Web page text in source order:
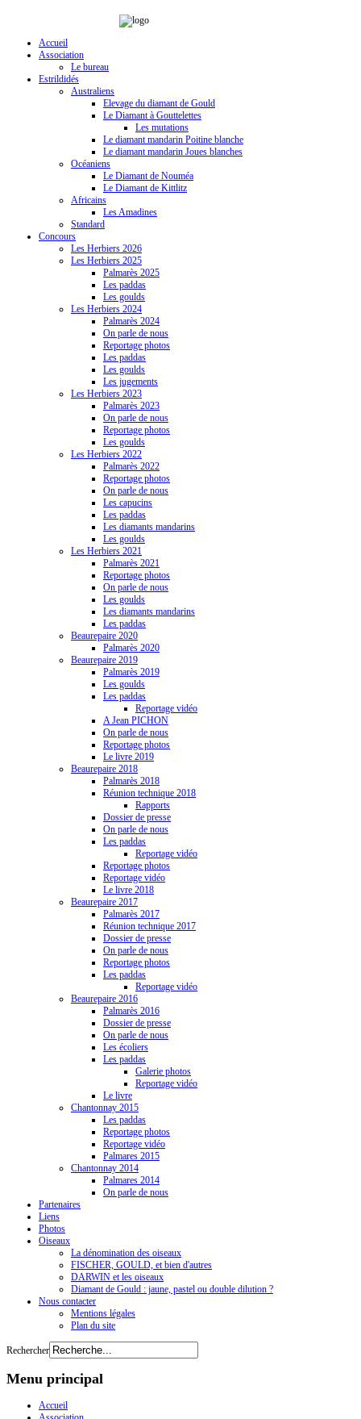
Accueil
Association
Le bureau
Estrildidés
Australiens
Elevage du diamant de Gould
Le Diamant à Gouttelettes
Les mutations
Le diamant mandarin Poitine blanche
Le diamant mandarin Joues blanches
Océaniens
Le Diamant de Nouméa
Le Diamant de Kittlitz
Africains
Les Amadines
Standard
Concours
Les Herbiers 2026
Les Herbiers 2025
Palmarès 2025
Les paddas
Les goulds
Les Herbiers 2024
Palmarès 2024
On parle de nous
Reportage photos
Les paddas
Les goulds
Les jugements
Les Herbiers 2023
Palmarès 2023
On parle de nous
Reportage photos
Les goulds
Les Herbiers 2022
Palmarès 2022
Reportage photos
On parle de nous
Les capucins
Les paddas
Les diamants mandarins
Les goulds
Les Herbiers 2021
Palmarès 2021
Reportage photos
On parle de nous
Les goulds
Les diamants mandarins
Les paddas
Beaurepaire 2020
Palmarès 2020
Beaurepaire 2019
Palmarès 2019
Les goulds
Les paddas
Reportage vidéo
A Jean PICHON
On parle de nous
Reportage photos
Le livre 2019
Beaurepaire 2018
Palmarès 2018
Réunion technique 2018
Rapports
Dossier de presse
On parle de nous
Les paddas
Reportage vidéo
Reportage photos
Reportage vidéo
Le livre 2018
Beaurepaire 2017
Palmarès 2017
Réunion technique 2017
Dossier de presse
On parle de nous
Reportage photos
Les paddas
Reportage vidéo
Beaurepaire 2016
Palmarès 2016
Dossier de presse
On parle de nous
Les écoliers
Les paddas
Galerie photos
Reportage vidéo
Le livre
Chantonnay 2015
Les paddas
Reportage photos
Reportage vidéo
Palmares 2015
Chantonnay 2014
Palmares 2014
On parle de nous
Partenaires
Liens
Photos
Oiseaux
La dénomination des oiseaux
FISCHER, GOULD, et bien d'autres
DARWIN et les oiseaux
Diamant de Gould : jaune, pastel ou double dilution ?
Nous contacter
Mentions légales
Plan du site
Rechercher
Menu principal
Accueil